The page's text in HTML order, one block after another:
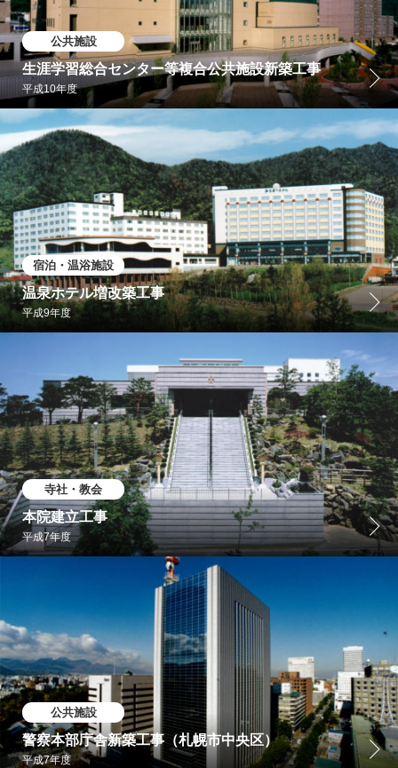
公共施設
生涯学習総合センター等複合公共施設新築工事
平成10年度
宿泊・温浴施設
温泉ホテル増改築工事
平成9年度
寺社・教会
本院建立工事
平成7年度
公共施設
警察本部庁舎新築工事（札幌市中央区）
平成7年度